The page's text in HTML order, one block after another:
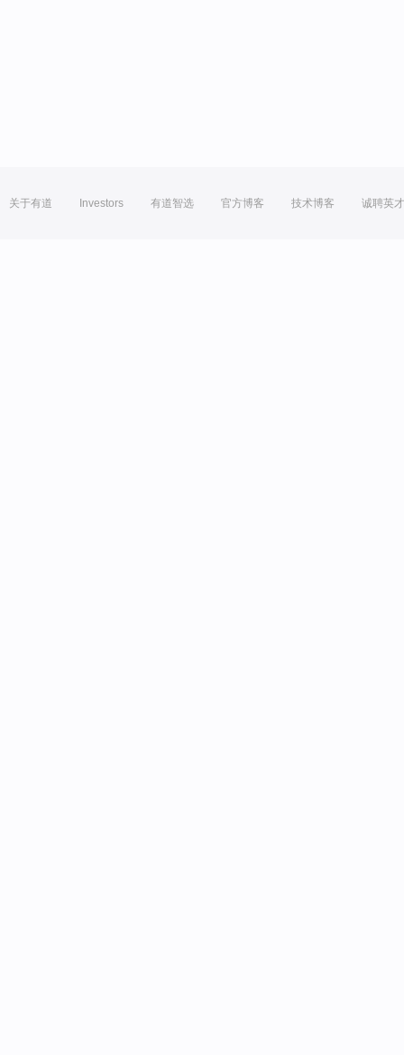
关于有道 Investors 有道智选 官方博客 技术博客 诚聘英才